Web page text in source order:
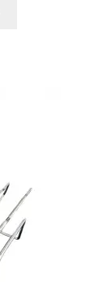
choisies
sur
la